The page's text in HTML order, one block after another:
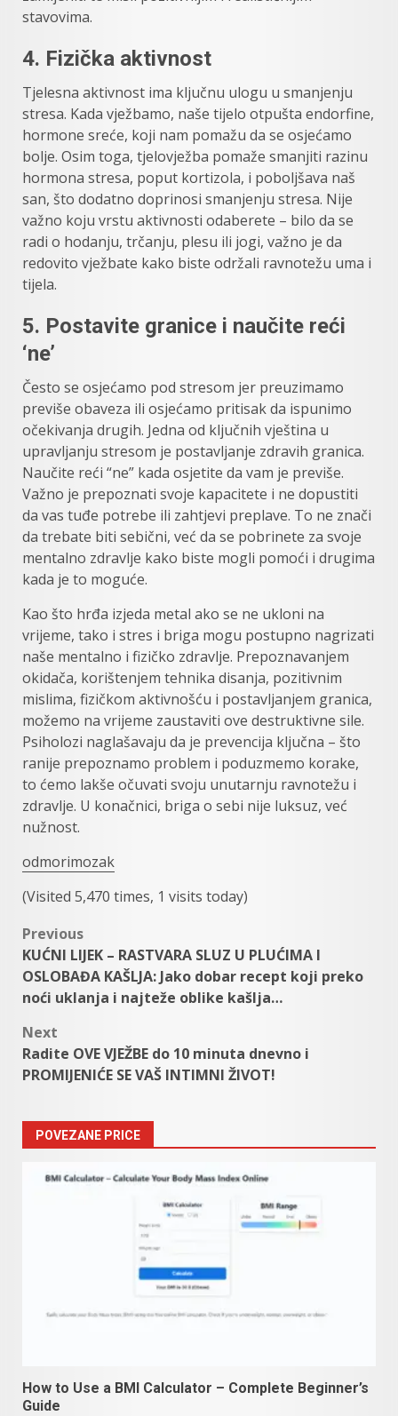
stavovima.
4. Fizička aktivnost
Tjelesna aktivnost ima ključnu ulogu u smanjenju
stresa. Kada vježbamo, naše tijelo otpušta endorfine,
hormone sreće, koji nam pomažu da se osjećamo
bolje. Osim toga, tjelovježba pomaže smanjiti razinu
hormona stresa, poput kortizola, i poboljšava naš
san, što dodatno doprinosi smanjenju stresa. Nije
važno koju vrstu aktivnosti odaberete – bilo da se
radi o hodanju, trčanju, plesu ili jogi, važno je da
redovito vježbate kako biste održali ravnotežu uma i
tijela.
5. Postavite granice i naučite reći
‘ne’
Često se osjećamo pod stresom jer preuzimamo
previše obaveza ili osjećamo pritisak da ispunimo
očekivanja drugih. Jedna od ključnih vještina u
upravljanju stresom je postavljanje zdravih granica.
Naučite reći “ne” kada osjetite da vam je previše.
Važno je prepoznati svoje kapacitete i ne dopustiti
da vas tuđe potrebe ili zahtjevi preplave. To ne znači
da trebate biti sebični, već da se pobrinete za svoje
mentalno zdravlje kako biste mogli pomoći i drugima
kada je to moguće.
Kao što hrđa izjeda metal ako se ne ukloni na
vrijeme, tako i stres i briga mogu postupno nagrizati
naše mentalno i fizičko zdravlje. Prepoznavanjem
okidača, korištenjem tehnika disanja, pozitivnim
mislima, fizičkom aktivnošću i postavljanjem granica,
možemo na vrijeme zaustaviti ove destruktivne sile.
Psiholozi naglašavaju da je prevencija ključna – što
ranije prepoznamo problem i poduzmemo korake,
to ćemo lakše očuvati svoju unutarnju ravnotežu i
zdravlje. U konačnici, briga o sebi nije luksuz, već
nužnost.
odmorimozak
(Visited 5,470 times, 1 visits today)
Post
navigation
Previous
KUĆNI LIJEK – RASTVARA SLUZ U PLUĆIMA I
OSLOBAĐA KAŠLJA: Jako dobar recept koji preko
noći uklanja i najteže oblike kašlja…
Next
Radite OVE VJEŽBE do 10 minuta dnevno i
PROMIJENIĆE SE VAŠ INTIMNI ŽIVOT!
POVEZANE PRICE
How to Use a BMI Calculator – Complete Beginner’s
Guide